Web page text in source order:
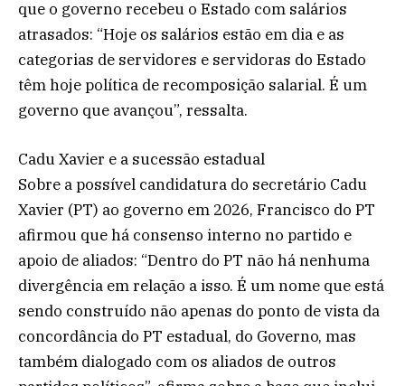
que o governo recebeu o Estado com salários
atrasados: “Hoje os salários estão em dia e as
categorias de servidores e servidoras do Estado
têm hoje política de recomposição salarial. É um
governo que avançou”, ressalta.
Cadu Xavier e a sucessão estadual
Sobre a possível candidatura do secretário Cadu
Xavier (PT) ao governo em 2026, Francisco do PT
afirmou que há consenso interno no partido e
apoio de aliados: “Dentro do PT não há nenhuma
divergência em relação a isso. É um nome que está
sendo construído não apenas do ponto de vista da
concordância do PT estadual, do Governo, mas
também dialogado com os aliados de outros